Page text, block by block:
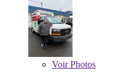
VoirPhotos